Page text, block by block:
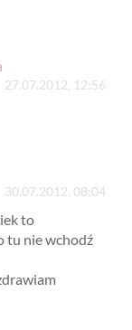
27.07.2012, 12:56
30.07.2012, 08:04
to
tu nie wchodź